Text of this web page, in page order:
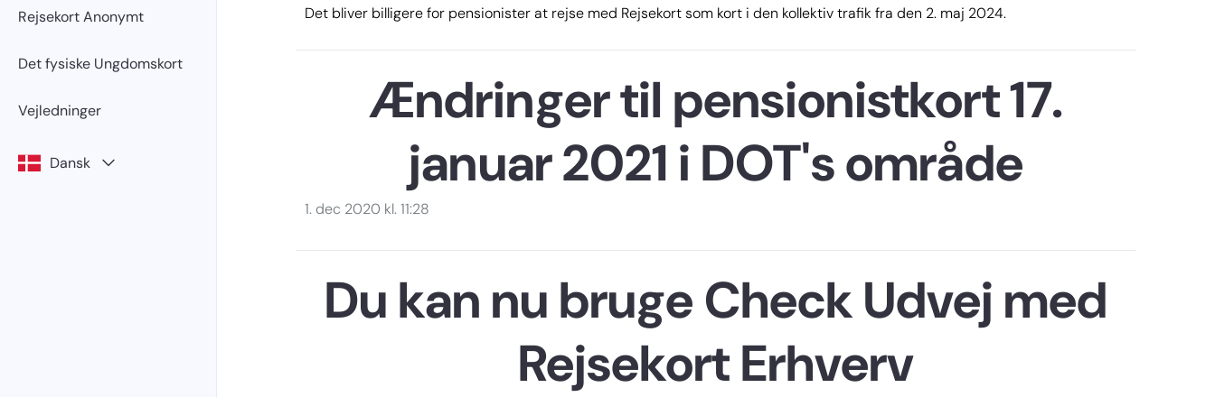
Rejsekort Anonymt
Det fysiske Ungdomskort
Vejledninger
Dansk
Det bliver billigere for pensionister at rejse med Rejsekort som kort i den kollektiv trafik fra den 2. maj 2024.
Ændringer til pensionistkort 17.
januar 2021 i DOT's område
1. dec 2020 kl. 11:28
Du kan nu bruge Check Udvej med
Rejsekort Erhverv